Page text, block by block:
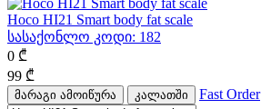
Hoco HI21 Smart body fat scale
სასაქონლო კოდი: 182
0 ₾
99 ₾
მარაგი ამოიწურა კალათში Fast Order